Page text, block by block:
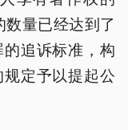
量已经达到了
追诉标准，构
定予以提起公